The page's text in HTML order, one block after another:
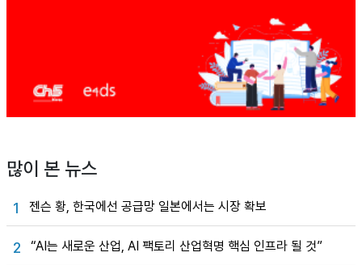
많이 본 뉴스
1 젠슨 황, 한국에선 공급망 일본에서는 시장 확보
2 “AI는 새로운 산업, AI 팩토리 산업혁명 핵심 인프라 될 것”